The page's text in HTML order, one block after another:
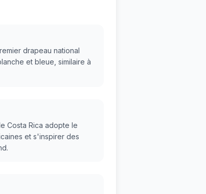
drapeau national
et bleue, similaire à
Costa Rica adopte le
et s'inspirer des